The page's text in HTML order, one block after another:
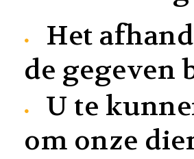
Het
de gegeven
U te
om onze